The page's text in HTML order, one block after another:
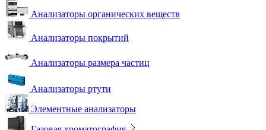
Анализаторы органических веществ
Анализаторы покрытий
Анализаторы размера частиц
Анализаторы ртути
Элементные анализаторы